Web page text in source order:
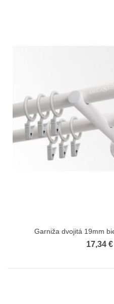
Garniža dvojitá 19mm
17,34 €